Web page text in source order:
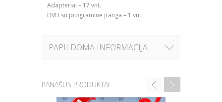
Adapteriai – 17 vnt.
DVD su programine įranga – 1 vnt.
PAPILDOMA INFORMACIJA
PANAŠŪS PRODUKTAI